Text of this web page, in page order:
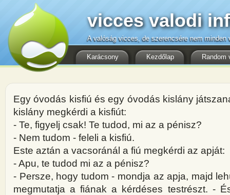
Karácsony Kezdőlap Random
vicces valodi
A valóság vicces, de szerencsére nem minden
Egy óvodás kisfiú és egy óvodás kislány
kislány megkérdi a kisfiút:
- Te, figyelj csak! Te tudod, mi az a pénisz?
- Nem tudom - feleli a kisfiú.
Este aztán a vacsoránál a fiú megkérdi az apját:
- Apu, te tudod mi az a pénisz?
- Persze, hogy tudom - mondja az apja, majd
megmutatja a fiának a kérdéses testrészt. -